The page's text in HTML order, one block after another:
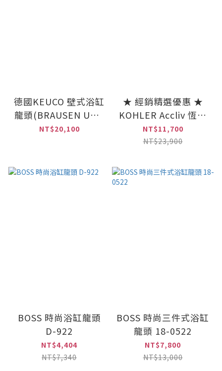
德國KEUCO 壁式浴缸
龍頭(BRAUSEN UND
ZUBEHÖR系列)
NT$20,100
★ 經銷精選優惠 ★
KOHLER Accliv 恆溫
沐浴龍頭 K-33085T-
9-CP
NT$11,700
NT$23,900
BOSS 時尚浴缸龍頭
D-922
NT$4,404
NT$7,340
BOSS 時尚三件式浴缸
龍頭 18-0522
NT$7,800
NT$13,000